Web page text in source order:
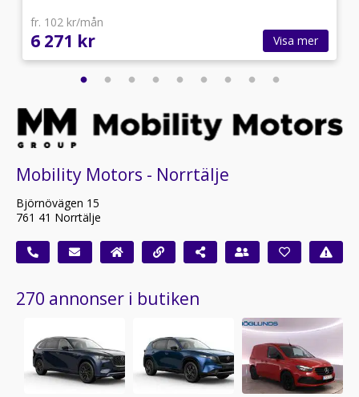
fr. 102 kr/mån
6 271 kr Visa mer
Mobility Motors - Norrtälje
Björnövägen 15
761 41 Norrtälje
270 annonser i butiken